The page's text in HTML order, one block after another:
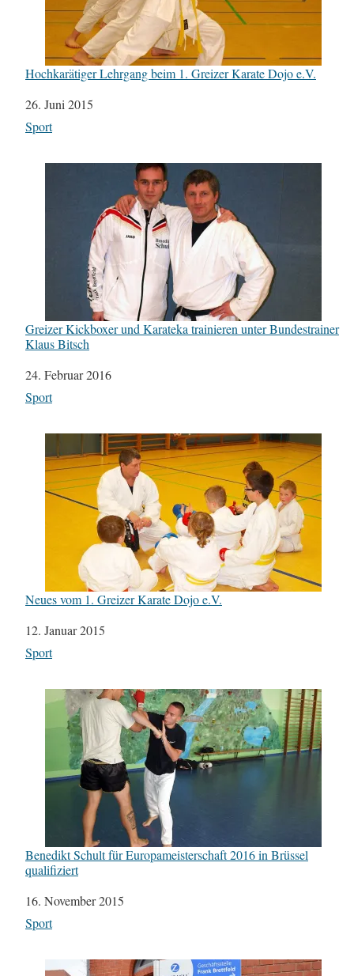
Hochkarätiger Lehrgang beim 1. Greizer Karate Dojo e.V.
Datum
26. Juni 2015
In Bezug auf
Sport
Greizer Kickboxer und Karateka trainieren unter Bundestrainer
Klaus Bitsch
Datum
24. Februar 2016
In Bezug auf
Sport
Neues vom 1. Greizer Karate Dojo e.V.
Datum
12. Januar 2015
In Bezug auf
Sport
Benedikt Schult für Europameisterschaft 2016 in Brüssel
qualifiziert
Datum
16. November 2015
In Bezug auf
Sport